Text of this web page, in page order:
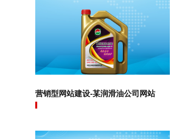
营销型网站建设-某润滑油公司网站